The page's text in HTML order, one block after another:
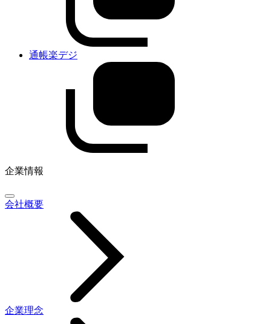
通帳楽デジ
企業情報
会社概要
企業理念